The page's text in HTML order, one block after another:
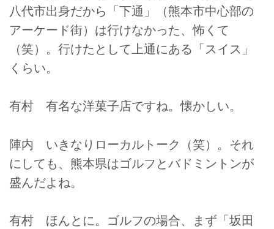
八代市出身だから「下通」（熊本市中心部の
アーケード街）は行けなかった、怖くて
（笑）。行けたとして上通にある「スイス」
くらい。
有村 有名な洋菓子店ですね。懐かしい。
陣内 いきなりローカルトーク（笑）。それ
にしても、熊本県はゴルフとバドミントンが
盛んだよね。
有村 ほんとに。ゴルフの場合、まず「坂田